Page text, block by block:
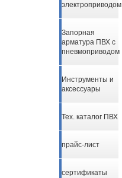
электроприводом
Запорная
арматура ПВХ с
пневмоприводом
Инструменты и
аксессуары
Тех. каталог ПВХ
прайс-лист
сертификаты